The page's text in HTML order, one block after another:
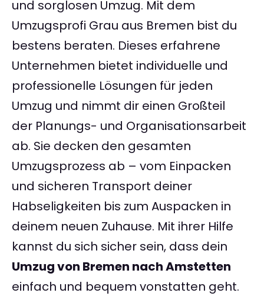
und sorglosen Umzug. Mit dem
Umzugsprofi Grau aus Bremen bist du
bestens beraten. Dieses erfahrene
Unternehmen bietet individuelle und
professionelle Lösungen für jeden
Umzug und nimmt dir einen Großteil
der Planungs- und Organisationsarbeit
ab. Sie decken den gesamten
Umzugsprozess ab – vom Einpacken
und sicheren Transport deiner
Habseligkeiten bis zum Auspacken in
deinem neuen Zuhause. Mit ihrer Hilfe
kannst du sich sicher sein, dass dein
Umzug von Bremen nach Amstetten
einfach und bequem vonstatten geht.